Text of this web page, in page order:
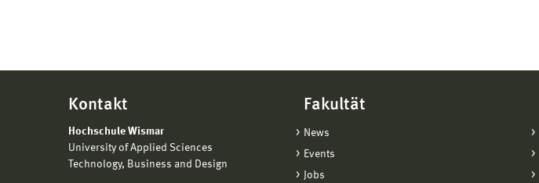
Kontakt
Hochschule Wismar
University of Applied Sciences
Technology, Business and Design
Fakultät
News
Events
Jobs